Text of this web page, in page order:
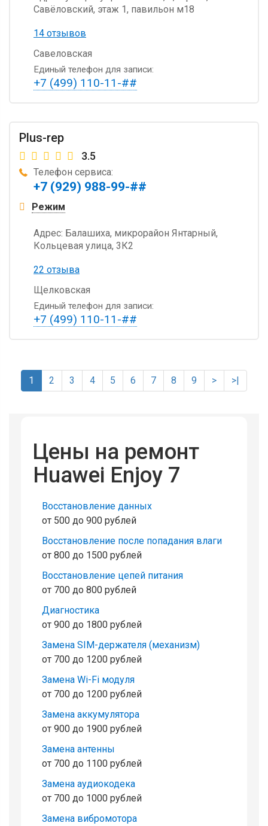
Савёловский, этаж 1, павильон м18
14 отзывов
Савеловская
Единый телефон для записи:
+7 (499) 110-11-##
Plus-rep
3.5
Телефон сервиса:
+7 (929) 988-99-##
Режим
Адрес: Балашиха, микрорайон Янтарный,
Кольцевая улица, 3К2
22 отзыва
Щелковская
Единый телефон для записи:
+7 (499) 110-11-##
1 2 3 4 5 6 7 8 9 > >|
Цены на ремонт
Huawei Enjoy 7
Восстановление данных
от 500 до 900 рублей
Восстановление после попадания влаги
от 800 до 1500 рублей
Восстановление цепей питания
от 700 до 800 рублей
Диагностика
от 900 до 1800 рублей
Замена SIM-держателя (механизм)
от 700 до 1200 рублей
Замена Wi-Fi модуля
от 700 до 1200 рублей
Замена аккумулятора
от 900 до 1900 рублей
Замена антенны
от 700 до 1100 рублей
Замена аудиокодека
от 700 до 1000 рублей
Замена вибромотора